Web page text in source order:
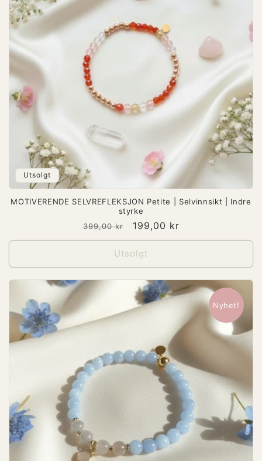
Utsolgt
MOTIVERENDE SELVREFLEKSJON Petite | Selvinnsikt | Indre
styrke
Vanlig
pris
399,00 kr Salgspris
199,00 kr
Utsolgt
Nyhet!